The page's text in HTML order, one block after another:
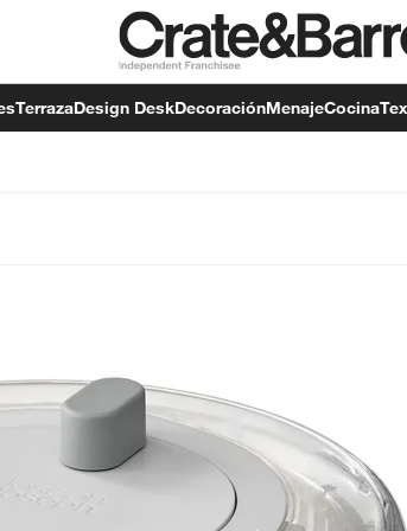
TerrazaDesign DeskDecoraciónMenajeCocina